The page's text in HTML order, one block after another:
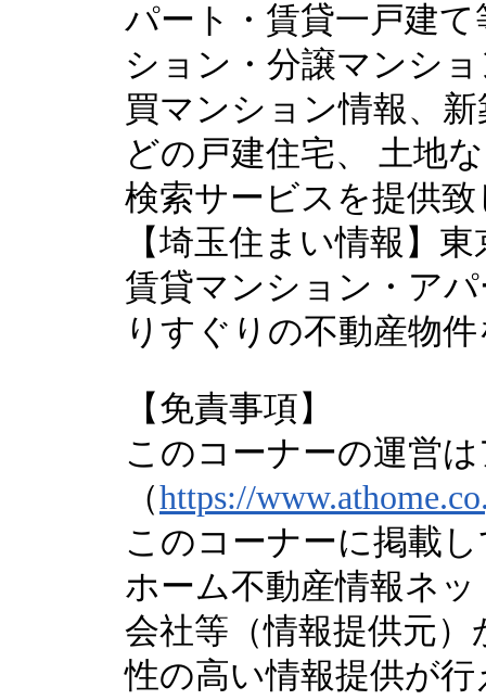
パート・賃貸一戸建
ション・分譲マンシ
買マンション情報、
どの戸建住宅、 土地
検索サービスを提供
【埼玉住まい情報】
賃貸マンション・ア
りすぐりの不動産物
【免責事項】
このコーナーの運営
（https://
このコーナーに掲載
ホーム不動産情報ネ
会社等（情報提供元
性の高い情報提供が